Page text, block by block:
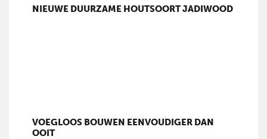
NIEUWE DUURZAME HOUTSOORT JADIWOOD
VOEGLOOS BOUWEN EENVOUDIGER DAN
OOIT